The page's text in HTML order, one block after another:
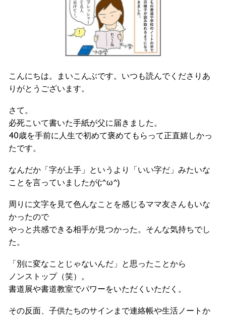
こんにちは。まいこんぶです。いつも読んでくださりあ
りがとうございます。
さて。
必死こいて書いた手紙が父に届きました。
40歳を手前に人生で初めて褒めてもらって正直嬉しかっ
たです。
なんだか「字が上手」というより「いい字だ」みたいな
ことを言っていましたが(;^ω^)
周りに文字を見て色んなことを感じるママ友さんもいな
かったので
やっと共感できる相手が見つかった。そんな気持ちでし
た。
「別に変なことじゃないんだ」と思ったことから
ノンストップ（笑）。
書道展や書道教室でパワーをいただくいただく。
その反面、子供たちのサインまで連絡帳や生活ノートか